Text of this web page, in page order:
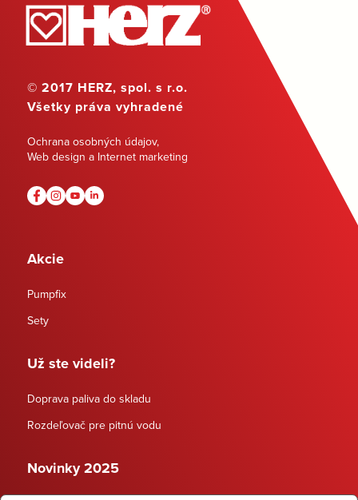
© 2017 HERZ, spol. s r.o.
Všetky práva vyhradené
Ochrana osobných údajov,
Web design a Internet marketing
Akcie
Pumpfix
Sety
Už ste videli?
Doprava paliva do skladu
Rozdeľovač pre pitnú vodu
Novinky 2025